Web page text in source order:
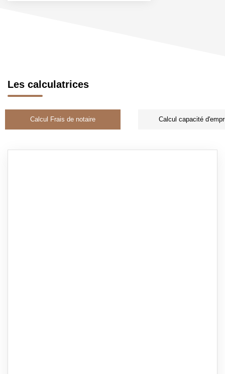
Les calculatrices
Calcul Frais de notaire Calcul capacité